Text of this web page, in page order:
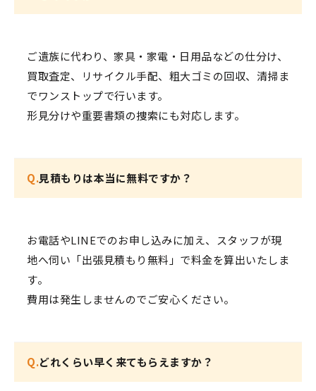
ご遺族に代わり、家具・家電・日用品などの仕分け、
買取査定、リサイクル手配、粗大ゴミの回収、清掃ま
でワンストップで行います。
形見分けや重要書類の捜索にも対応します。
Q.見積もりは本当に無料ですか？
お電話やLINEでのお申し込みに加え、スタッフが現
地へ伺い「出張見積もり無料」で料金を算出いたしま
す。
費用は発生しませんのでご安心ください。
Q.どれくらい早く来てもらえますか？